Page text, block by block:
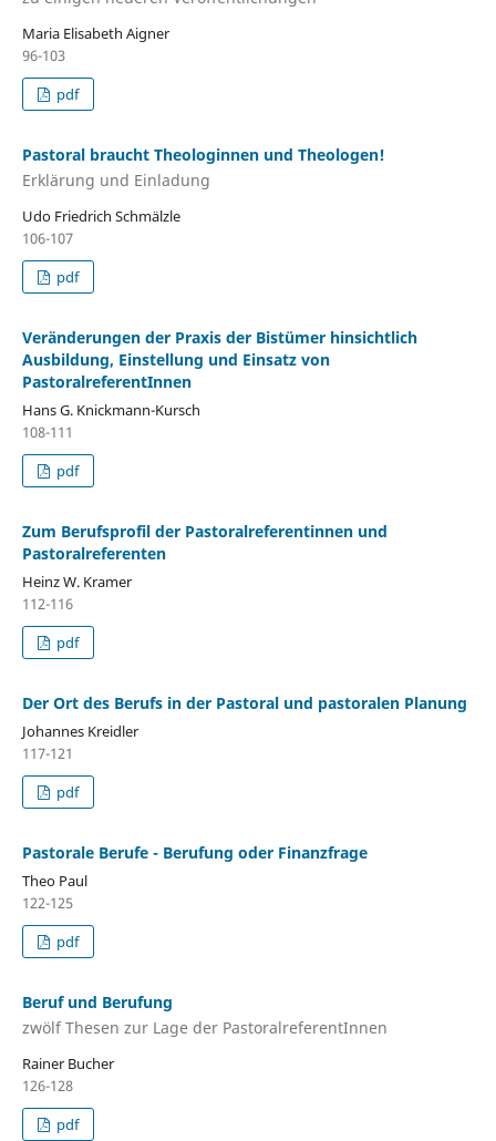
Maria Elisabeth Aigner
96-103
pdf
Pastoral braucht Theologinnen und Theologen!
Erklärung und Einladung
Udo Friedrich Schmälzle
106-107
pdf
Veränderungen der Praxis der Bistümer hinsichtlich
Ausbildung, Einstellung und Einsatz von
PastoralreferentInnen
Hans G. Knickmann-Kursch
108-111
pdf
Zum Berufsprofil der Pastoralreferentinnen und
Pastoralreferenten
Heinz W. Kramer
112-116
pdf
Der Ort des Berufs in der Pastoral und pastoralen Planung
Johannes Kreidler
117-121
pdf
Pastorale Berufe - Berufung oder Finanzfrage
Theo Paul
122-125
pdf
Beruf und Berufung
zwölf Thesen zur Lage der PastoralreferentInnen
Rainer Bucher
126-128
pdf